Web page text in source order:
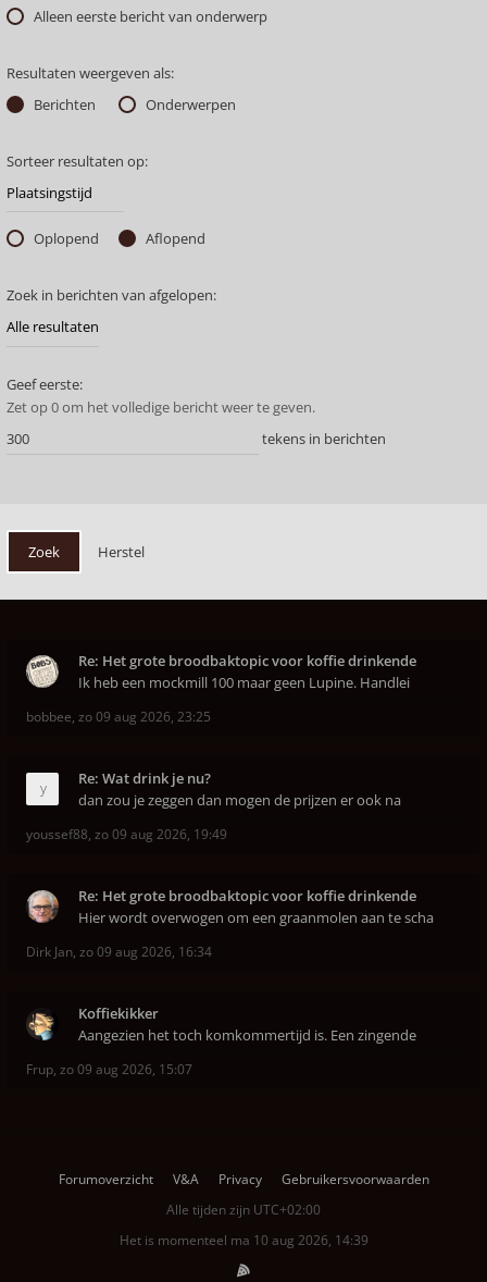
Alleen eerste bericht van onderwerp
Resultaten weergeven als:
Berichten
Onderwerpen
Sorteer resultaten op:
Oplopend Aflopend
Zoek in berichten van afgelopen:
Geef eerste:
Zet op 0 om het volledige bericht weer te geven.
tekens in berichten
Re: Het grote broodbaktopic voor koffie drinkende
Ik heb een mockmill 100 maar geen Lupine. Handlei
bobbee, zo 09 aug 2026, 23:25
Re: Wat drink je nu?
dan zou je zeggen dan mogen de prijzen er ook na
youssef88, zo 09 aug 2026, 19:49
Re: Het grote broodbaktopic voor koffie drinkende
Hier wordt overwogen om een graanmolen aan te scha
Dirk Jan, zo 09 aug 2026, 16:34
Koffiekikker
Aangezien het toch komkommertijd is. Een zingende
Frup, zo 09 aug 2026, 15:07
Forumoverzicht V&A Privacy
Gebruikersvoorwaarden
Alle tijden zijn UTC+02:00
Het is momenteel ma 10 aug 2026, 14:39